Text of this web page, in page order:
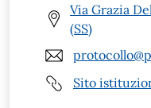
Via Grazia
(SS)
Sito